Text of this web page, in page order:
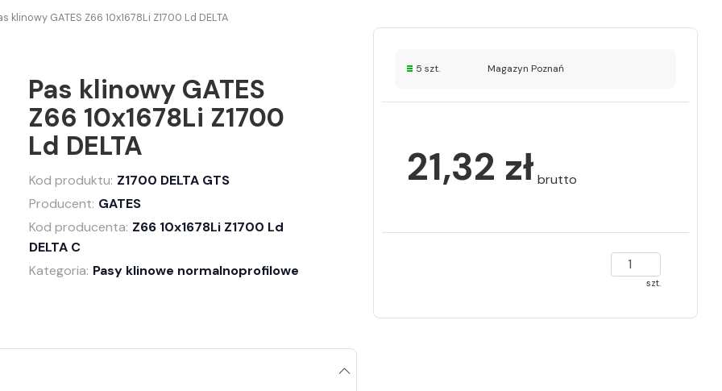
klinowy GATES Z66 10x1678Li Z1700 Ld DELTA
Pas klinowy GATES
Z66 10x1678Li Z1700
Ld DELTA
Kod produktu: Z1700 DELTA GTS
Producent: GATES
Kod producenta: Z66 10x1678Li Z1700 Ld
DELTA C
Kategoria: Pasy klinowe normalnoprofilowe
5 szt. Magazyn Poznań
21,32 zł brutto
szt.